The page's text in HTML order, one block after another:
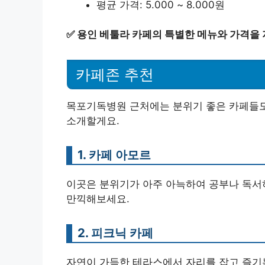
평균 가격: 5.000 ~ 8.000원
✅ 용인 베툴라 카페의 특별한 메뉴와 가격을
카페존 추천
목포기독병원 근처에는 분위기 좋은 카페
소개할게요.
1. 카페 아모르
이곳은 분위기가 아주 아늑하여 공부나 독
만끽해보세요.
2. 피크닉 카페
자연이 가득한 테라스에서 자리를 잡고 즐